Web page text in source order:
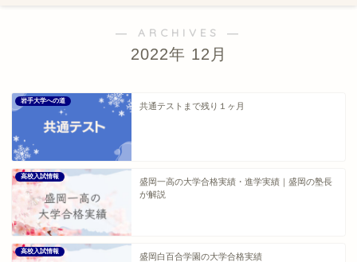
― ARCHIVES ―
2022年 12月
岩手大学への道
共通テストまで残り１ヶ月
高校入試情報
盛岡一高の大学合格実績・進学実績｜盛岡の塾長
が解説
高校入試情報
盛岡白百合学園の大学合格実績